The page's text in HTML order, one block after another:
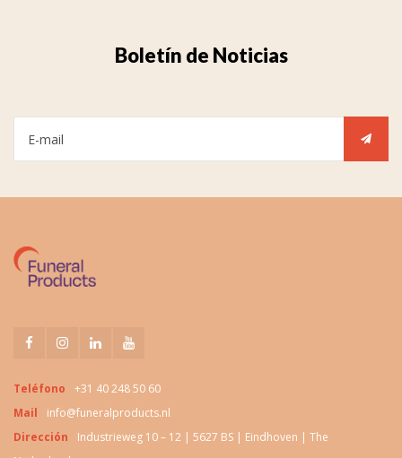
Boletín de Noticias
Teléfono
+31 40 248 50 60
Mail
info@funeralproducts.nl
Dirección
Industrieweg 10 – 12 | 5627 BS | Eindhoven | The